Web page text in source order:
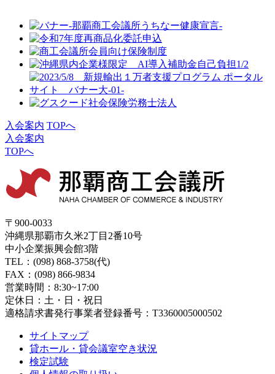
入会案内 TOPへ
入会案内
TOPへ
〒900-0033
沖縄県那覇市久米2丁目2番10号
中小企業振興会館3階
TEL：(098) 868-3758(代)
FAX：(098) 866-9834
営業時間：8:30~17:00
定休日：土・日・祝日
適格請求書発行事業者登録番号：T3360005000502
サイトマップ
貸ホール・貸会議室空き状況
検定試験